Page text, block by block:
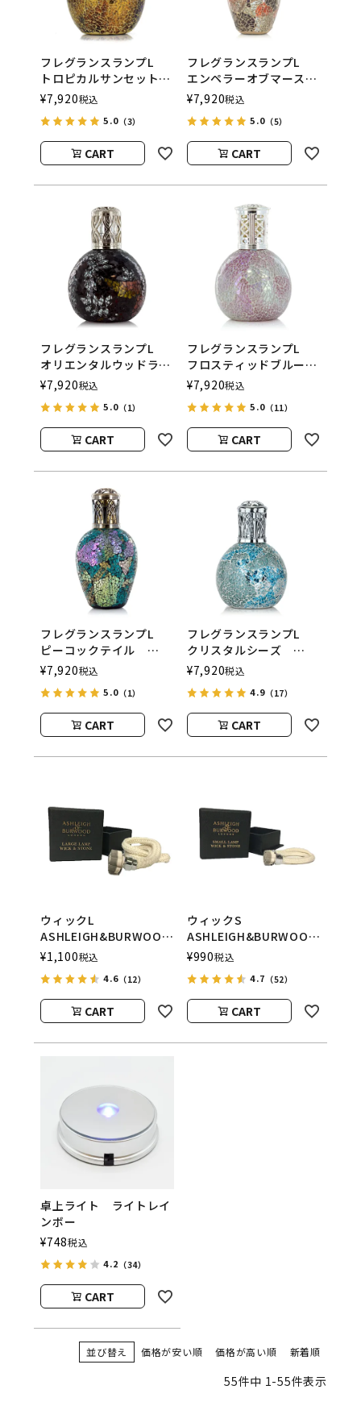
フレグランスランプL
トロピカルサンセット
ASHLEIGH&BURWOOD
（アシュレイアンドバー
ウッド）
¥7,920税込
5.0 （3）
CART
フレグランスランプL
エンペラーオブマース
ASHLEIGH&BURWOOD
（アシュレイアンドバー
ウッド）
¥7,920税込
5.0（5）
CART
フレグランスランプL
オリエンタルウッドラン
ド
ASHLEIGH&BURWOOD
（アシュレイアンドバー
ウッド）
¥7,920税込
5.0 （1）
CART
フレグランスランプL
フロスティッドブルー
ム
ASHLEIGH&BURWOOD
（アシュレイアンドバー
ウッド）
¥7,920税込
5.0（11）
CART
フレグランスランプL
ピーコックテイル
ASHLEIGH&BURWOOD
（アシュレイアンドバー
ウッド）
¥7,920税込
5.0 （1）
CART
フレグランスランプL
クリスタルシーズ
ASHLEIGH&BURWOOD
（アシュレイアンドバー
ウッド）
¥7,920税込
4.9（17）
CART
ウィックL
ASHLEIGH&BURWOOD
（アシュレイアンドバー
ウッド）
¥1,100税込
4.6 （12）
CART
ウィックS
ASHLEIGH&BURWOOD
（アシュレイアンドバー
¥990税込
4.7 （52）
CART
卓上ライト ライトレイ
ンボー
¥748税込
4.2 （34）
CART
並び替え 価格が安い順 価格が高い順 新着順
55件中 1-55件表示